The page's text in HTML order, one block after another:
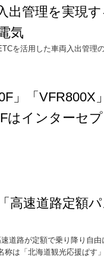
出管理を実現
気
を活用した車両入出管理
」「
はインターセ
高速道路定額
道路が定額で乗り降り自
は「北海道観光応援ぱす